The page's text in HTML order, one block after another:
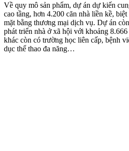
Về quy mô sản phẩm, dự án dự kiến
cao tầng, hơn 4.200 căn nhà liền kề,
mặt bằng thương mại dịch vụ. Dự án
phát triển nhà ở xã hội với khoảng
khác còn có trường học liên cấp, bệnh
dục thể thao đa năng…